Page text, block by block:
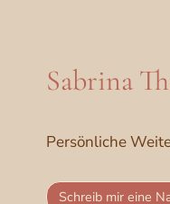
Sabrina
Persönliche
Schreib mir eine